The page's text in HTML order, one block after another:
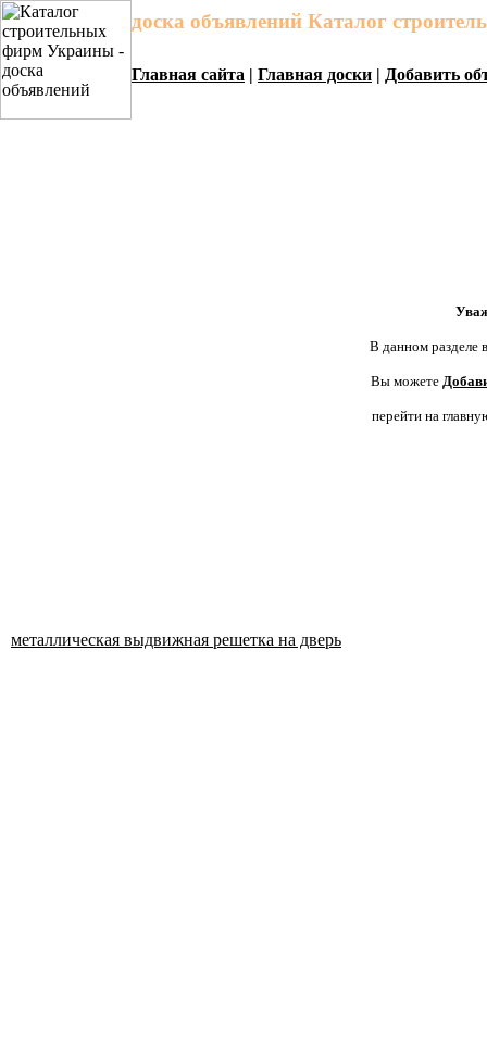
доска объявлений Каталог
Главная сайта | Главная доски | Добавить
В данном разделе
Вы можете
перейти на
металлическая выдвижная решетка на дверь